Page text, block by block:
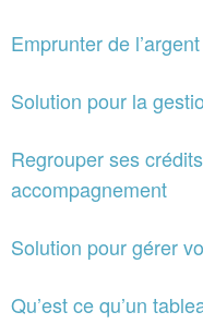
Emprunter de
Solution pour la
Regrouper ses
accompagnement
Solution pour gérer
Qu’est ce qu’un